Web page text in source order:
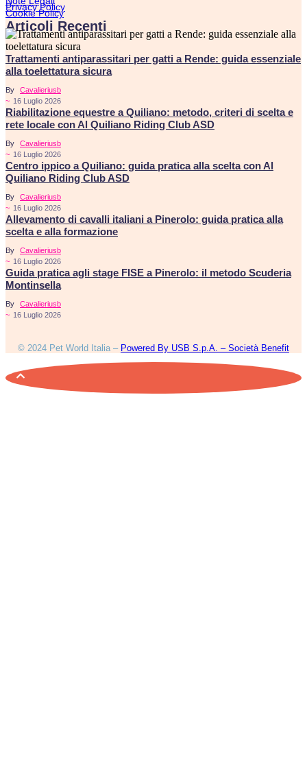
Privacy Policy
Cookie Policy
Articoli Recenti
Trattamenti antiparassitari per gatti a Rende: guida essenziale
alla toelettatura sicura
By
Cavalieriusb
~ 16 Luglio 2026
Riabilitazione equestre a Quiliano: metodo, criteri di scelta e
rete locale con Al Quiliano Riding Club ASD
By
Cavalieriusb
~ 16 Luglio 2026
Centro ippico a Quiliano: guida pratica alla scelta con Al
Quiliano Riding Club ASD
By
Cavalieriusb
~ 16 Luglio 2026
Allevamento di cavalli italiani a Pinerolo: guida pratica alla
scelta e alla formazione
By
Cavalieriusb
~ 16 Luglio 2026
Guida pratica agli stage FISE a Pinerolo: il metodo Scuderia
Montinsella
By
Cavalieriusb
~ 16 Luglio 2026
© 2024 Pet World Italia – Powered By USB S.p.A. – Società Benefit